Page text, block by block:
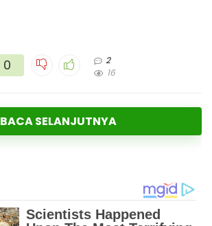
0
2
16
BACA SELANJUTNYA